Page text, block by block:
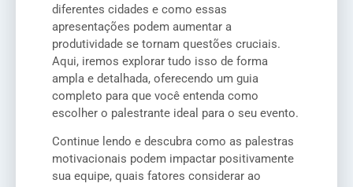
diferentes cidades e como essas
apresentações podem aumentar a
produtividade se tornam questões cruciais.
Aqui, iremos explorar tudo isso de forma
ampla e detalhada, oferecendo um guia
completo para que você entenda como
escolher o palestrante ideal para o seu evento.
Continue lendo e descubra como as palestras
motivacionais podem impactar positivamente
sua equipe, quais fatores considerar ao